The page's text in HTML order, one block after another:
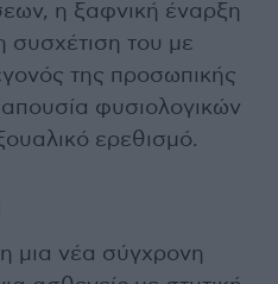
η ξαφνική έναρξη
συσχέτιση του με
της προσωπικής
φυσιολογικών
ερεθισμό.
μια νέα σύγχρονη